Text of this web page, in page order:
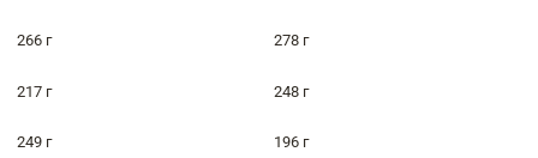
266 г 278 г
217 г 248 г
249 г 196 г